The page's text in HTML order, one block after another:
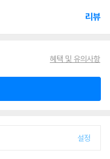
리뷰
혜택 및 유의사항
설정